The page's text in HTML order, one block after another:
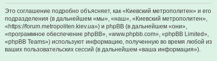
с
Это соглашение подробно объясняет, как «Киевский метрополитен» и его
подразделения (в дальнейшем «мы», «наш», «Киевский метрополитен»,
«https://forum.metropoliten.kiev.ua») и phpBB (в дальнейшем «они»,
«программное обеспечение phpBB», «www.phpbb.com», «phpBB Limited»,
«phpBB Teams») используют информацию, полученную во время любой из
ваших пользовательских сессий (в дальнейшем «ваша информация»).